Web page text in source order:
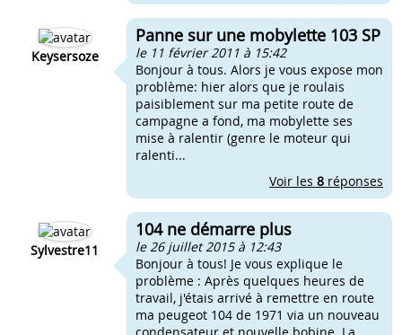
Keysersoze
Panne sur une mobylette 103 SP
le 11 février 2011 à 15:42
Bonjour à tous. Alors je vous expose mon
problème: hier alors que je roulais
paisiblement sur ma petite route de
campagne a fond, ma mobylette ses
mise à ralentir (genre le moteur qui
ralenti...
Voir les 8 réponses
Sylvestre11
104 ne démarre plus
le 26 juillet 2015 à 12:43
Bonjour à tous! Je vous explique le
problème : Après quelques heures de
travail, j'étais arrivé à remettre en route
ma peugeot 104 de 1971 via un nouveau